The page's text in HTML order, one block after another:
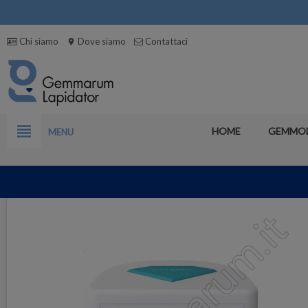
Chi siamo location_on Dove siamo Contattaci
view_headline MENU HOME